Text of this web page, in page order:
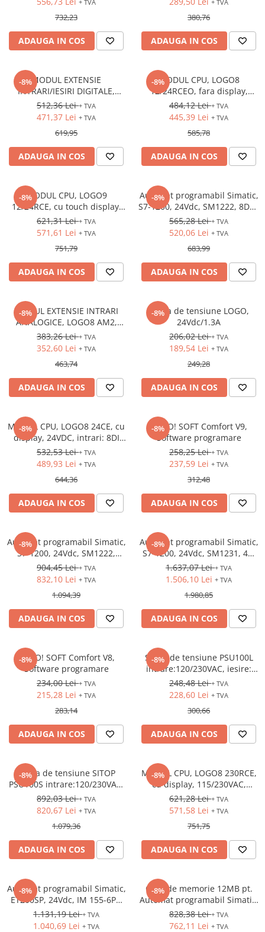
AFDD - Sigurante & dispozitive de
+ TVA
732,23
ADAUGA IN COS
4DO (releu)
+ TVA
380,76
ADAUGA IN COS
-8%MODUL EXTENSIE
INTRARI/IESIRI DIGITALE,
LOGO8 DM16 24R, 24VDC,
intrari: 8DI, iesiri: 8DO (releu)
512,36 Lei+ TVA
471,37 Lei + TVA
619,95
ADAUGA IN COS
-8%MODUL CPU, LOGO8
12/24RCEO, fara display,
12/24VDC, intrari: 8DI (4AI),
iesiri: 4DO (releu), Ethernet
484,12 Lei+ TVA
445,39 Lei + TVA
585,78
ADAUGA IN COS
-8%MODUL CPU, LOGO9
12/24RCE, cu touch display,
12/24VDC, intrari: 8DI (4AI),
iesiri: 4DO (releu), Ethernet
621,31 Lei+ TVA
571,61 Lei + TVA
751,79
ADAUGA IN COS
-8%
Automat programabil Simatic,
S7-1200, 24Vdc, SM1222, 8DO-
Tranzistor
565,28 Lei+ TVA
520,06 Lei + TVA
683,99
ADAUGA IN COS
-8%
MODUL EXTENSIE INTRARI
ANALOGICE, LOGO8 AM2,
12/24VDC, intrari: 2AI (0-10V,
0/4-20mA)
383,26 Lei+ TVA
352,60 Lei + TVA
463,74
ADAUGA IN COS
-8%
Sursa de tensiune LOGO,
24Vdc/1.3A
206,02 Lei+ TVA
189,54 Lei + TVA
249,28
ADAUGA IN COS
-8%
MODUL CPU, LOGO8 24CE, cu
display, 24VDC, intrari: 8DI
(4AI), iesiri: 4DO (tranzistor),
Ethernet
532,53 Lei+ TVA
489,93 Lei + TVA
644,36
ADAUGA IN COS
-8%
LOGO! SOFT Comfort V9,
Software programare
258,25 Lei+ TVA
237,59 Lei + TVA
312,48
ADAUGA IN COS
-8%
Automat programabil Simatic,
S7-1200, 24Vdc, SM1222,
16DO-Releu
904,45 Lei+ TVA
832,10 Lei + TVA
1.094,39
ADAUGA IN COS
-8%
Automat programabil Simatic,
S7-1200, 24Vdc, SM1231, 4AI
RTD
1.637,07 Lei+ TVA
1.506,10 Lei + TVA
1.980,85
ADAUGA IN COS
-8%
LOGO! SOFT Comfort V8,
Software programare
234,00 Lei+ TVA
215,28 Lei + TVA
283,14
ADAUGA IN COS
-8%
Sursa de tensiune PSU100L
intrare:120/230VAC, iesire:
24VDC / 2.5A
248,48 Lei+ TVA
228,60 Lei + TVA
300,66
ADAUGA IN COS
-8%
Sursa de tensiune SITOP
PSU100S intrare:120/230VAC,
iesire: 24VDC / 10A
892,03 Lei+ TVA
820,67 Lei + TVA
1.079,36
ADAUGA IN COS
-8%
MODUL CPU, LOGO8 230RCE,
cu display, 115/230VAC,
intrari: 8DI, iesiri: 4DO (releu),
Ethernet
621,28 Lei+ TVA
571,58 Lei + TVA
751,75
ADAUGA IN COS
-8%
Automat programabil Simatic,
ET200SP, 24Vdc, IM 155-6PN
ST, Modul comunicatie,
Profinet
1.131,19 Lei+ TVA
1.040,69 Lei + TVA
-8%
Card de memorie 12MB pt.
Automat programabil Simatic,
S7-1500, S7-1200
828,38 Lei+ TVA
762,11 Lei + TVA